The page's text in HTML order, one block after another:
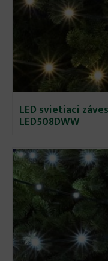
LED svietiaci
LED508DWW